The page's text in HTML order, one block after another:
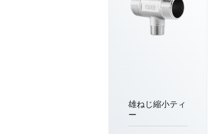
雄ねじ縮小ティ
ー